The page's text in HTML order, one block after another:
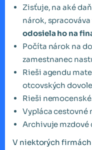
Zisťuje, na aké
nárok,
odosiela ho na
Počíta nárok na
zamestnanec
Rieši agendu
otcovských
Rieši
Vypláca cestovné
Archivuje mzdové
V niektorých firmách